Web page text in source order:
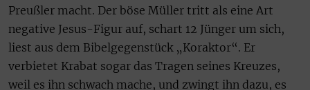
Preußler macht. Der böse Müller tritt als eine Art
negative Jesus-Figur auf, schart 12 Jünger um sich,
liest aus dem Bibelgegenstück „Koraktor“. Er
verbietet Krabat sogar das Tragen seines Kreuzes,
weil es ihn schwach mache, und zwingt ihn dazu, es